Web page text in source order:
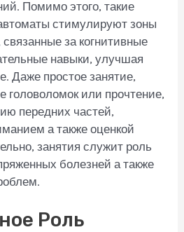
Помимо этого, такие
стимулируют зоны
за когнитивные
навыки, улучшая
Даже простое занятие,
головоломок или прочтение,
передних частей,
а также оценкой
занятия служит роль
болезней а также
Роль